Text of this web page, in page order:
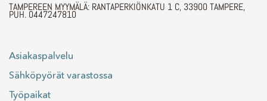
TAMPEREEN MYYMÄLÄ: RANTAPERKIÖNKATU 1 C, 33900 TAMPERE,
PUH. 0447247810
Asiakaspalvelu
Sähköpyörät varastossa
Työpaikat